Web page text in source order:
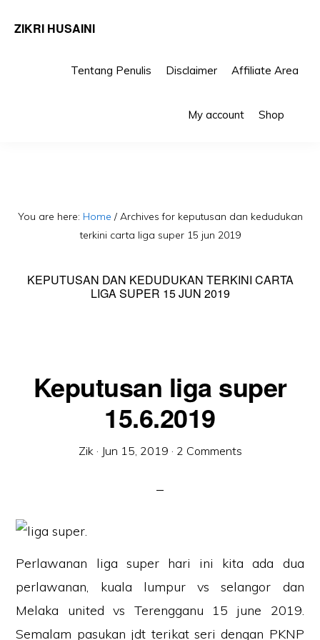
ZIKRI HUSAINI
Tentang Penulis Disclaimer Affiliate Area
My account Shop
You are here: Home /Archives for keputusan dan kedudukan
terkini carta liga super 15 jun 2019
KEPUTUSAN DAN KEDUDUKAN TERKINI CARTA
LIGA SUPER 15 JUN 2019
Keputusan liga super
15.6.2019
Zik· Jun 15, 2019 · 2 Comments
Perlawanan liga super hari ini kita ada dua
perlawanan, kuala lumpur vs selangor dan
Melaka united vs Terengganu 15 june 2019.
Semalam pasukan jdt terikat seri dengan PKNP